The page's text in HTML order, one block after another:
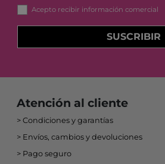
Acepto recibir información comercial
SUSCRIBIR
Atención al cliente
Condiciones y garantías
Envíos, cambios y devoluciones
Pago seguro